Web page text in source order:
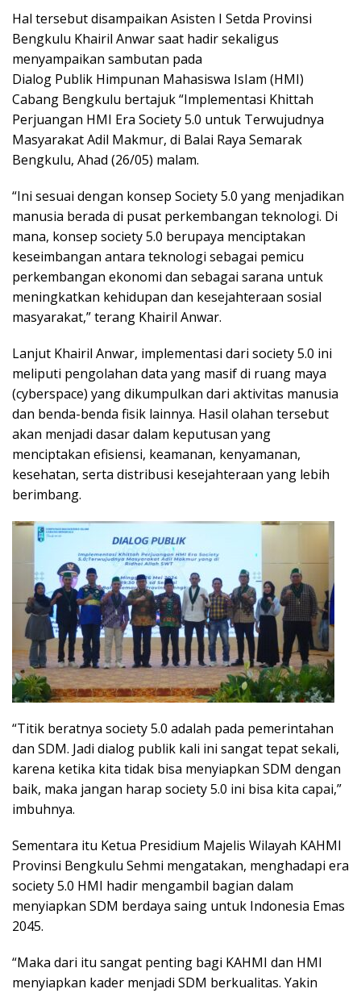
Hal tersebut disampaikan Asisten I Setda Provinsi
Bengkulu Khairil Anwar saat hadir sekaligus
menyampaikan sambutan pada
Dialog Publik Himpunan Mahasiswa IsIam (HMI)
Cabang Bengkulu bertajuk “Implementasi Khittah
Perjuangan HMI Era Society 5.0 untuk Terwujudnya
Masyarakat Adil Makmur, di Balai Raya Semarak
Bengkulu, Ahad (26/05) malam.
“Ini sesuai dengan konsep Society 5.0 yang menjadikan
manusia berada di pusat perkembangan teknologi. Di
mana, konsep society 5.0 berupaya menciptakan
keseimbangan antara teknologi sebagai pemicu
perkembangan ekonomi dan sebagai sarana untuk
meningkatkan kehidupan dan kesejahteraan sosial
masyarakat,” terang Khairil Anwar.
Lanjut Khairil Anwar, implementasi dari society 5.0 ini
meliputi pengolahan data yang masif di ruang maya
(cyberspace) yang dikumpulkan dari aktivitas manusia
dan benda-benda fisik lainnya. Hasil olahan tersebut
akan menjadi dasar dalam keputusan yang
menciptakan efisiensi, keamanan, kenyamanan,
kesehatan, serta distribusi kesejahteraan yang lebih
berimbang.
“Titik beratnya society 5.0 adalah pada pemerintahan
dan SDM. Jadi dialog publik kali ini sangat tepat sekali,
karena ketika kita tidak bisa menyiapkan SDM dengan
baik, maka jangan harap society 5.0 ini bisa kita capai,”
imbuhnya.
Sementara itu Ketua Presidium Majelis Wilayah KAHMI
Provinsi Bengkulu Sehmi mengatakan, menghadapi era
society 5.0 HMI hadir mengambil bagian dalam
menyiapkan SDM berdaya saing untuk Indonesia Emas
2045.
“Maka dari itu sangat penting bagi KAHMI dan HMI
menyiapkan kader menjadi SDM berkualitas. Yakin